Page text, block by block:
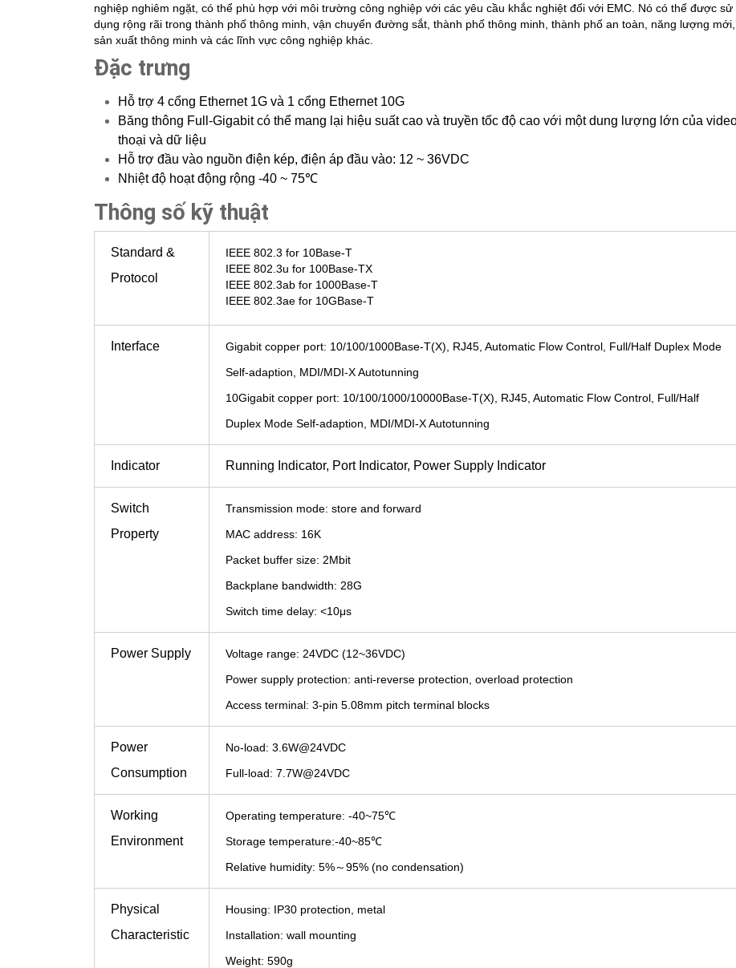
nghiệp nghiêm ngặt, có thể phù hợp với môi trường công nghiệp với các yêu cầu khắc nghiệt đối với EMC. Nó có thể được sử
dụng rộng rãi trong thành phố thông minh, vận chuyển đường sắt, thành phố thông minh, thành phố an toàn, năng lượng mới,
sản xuất thông minh và các lĩnh vực công nghiệp khác.
Đặc trưng
Hỗ trợ 4 cổng Ethernet 1G và 1 cổng Ethernet 10G
Băng thông Full-Gigabit có thể mang lại hiệu suất cao và truyền tốc độ cao với một dung lượng lớn của
thoại và dữ liệu
Hỗ trợ đầu vào nguồn điện kép, điện áp đầu vào: 12 ~ 36VDC
Nhiệt độ hoạt động rộng -40 ~ 75℃
Thông số kỹ thuật
Standard &
Protocol
IEEE 802.3 for 10Base-T
IEEE 802.3u for 100Base-TX
IEEE 802.3ab for 1000Base-T
IEEE 802.3ae for 10GBase-T
Interface
Gigabit copper port: 10/100/1000Base-T(X), RJ45, Automatic Flow Control, Full/Half Duplex Mode
Self-adaption, MDI/MDI-X Autotunning
10Gigabit copper port: 10/100/1000/10000Base-T(X), RJ45, Automatic Flow Control, Full/Half
Duplex Mode Self-adaption, MDI/MDI-X Autotunning
Indicator Running Indicator, Port Indicator, Power Supply Indicator
Switch
Property
Transmission mode: store and forward
MAC address: 16K
Packet buffer size: 2Mbit
Backplane bandwidth: 28G
Switch time delay: <10μs
Power Supply
Voltage range: 24VDC (12~36VDC)
Power supply protection: anti-reverse protection, overload protection
Access terminal: 3-pin 5.08mm pitch terminal blocks
Power
Consumption
No-load: 3.6W@24VDC
Full-load: 7.7W@24VDC
Working
Environment
Operating temperature: -40~75℃
Storage temperature:-40~85℃
Relative humidity: 5%～95% (no condensation)
Physical
Characteristic
Housing: IP30 protection, metal
Installation: wall mounting
Weight: 590g